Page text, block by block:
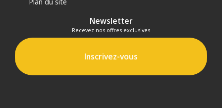
Newsletter
Recevez nos offres exclusives
Inscrivez-vous